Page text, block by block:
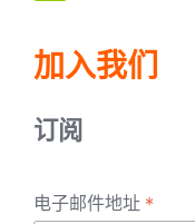
加入我们
订阅
电子邮件地址 *